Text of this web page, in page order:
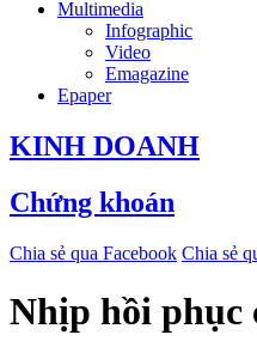
Multimedia
Infographic
Video
Emagazine
Epaper
KINH DOANH
Chứng khoán
Chia sẻ qua Facebook Chia sẻ
Nhịp hồi phục